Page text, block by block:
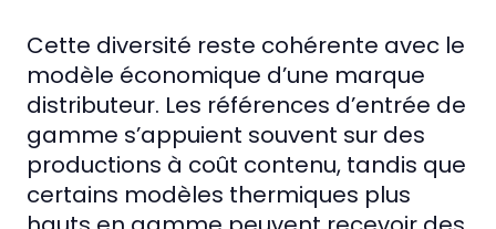
Cette diversité reste cohérente avec le
modèle économique d’une marque
distributeur. Les références d’entrée de
gamme s’appuient souvent sur des
productions à coût contenu, tandis que
certains modèles thermiques plus